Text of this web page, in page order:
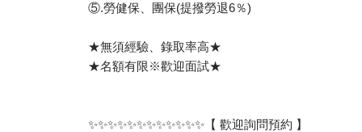
⑤.勞健保、團保(提撥勞退6％)
★無須經驗、錄取率高★
★名額有限※歡迎面試★
✨✨✨✨✨✨✨✨✨✨✨✨【 歡迎詢問預約 】